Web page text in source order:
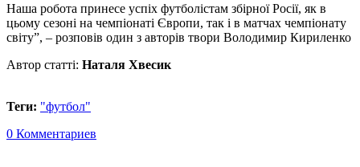
Наша робота принесе успіх футболістам збірної Росії, як в
цьому сезоні на чемпіонаті Європи, так і в матчах чемпіонату
світу”, – розповів один з авторів твори Володимир Кириленко
Автор статті: Наталя Хвесик
Теги: "футбол"
0 Комментариев